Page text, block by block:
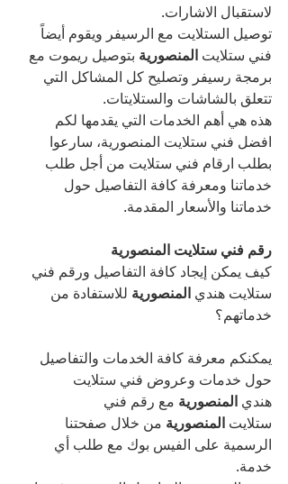
لاستقبال الاشارات.
توصيل الستلايت مع الرسيفر ويقوم أيضاً
فني ستلايت المنصورية بتوصيل ريموت مع
برمجة رسيفر وتصليح كل المشاكل التي
تتعلق بالشاشات والستلايتات.
هذه هي أهم الخدمات التي يقدمها لكم
افضل فني ستلايت المنصورية، سارعوا
بطلب ارقام فني ستلايت من أجل طلب
خدماتنا ومعرفة كافة التفاصيل حول
خدماتنا والأسعار المقدمة.
رقم فني ستلايت المنصورية
كيف يمكن إيجاد كافة التفاصيل ورقم فني
ستلايت هندي المنصورية للاستفادة من
خدماتهم؟
يمكنكم معرفة كافة الخدمات والتفاصيل
حول خدمات وعروض فني ستلايت
هندي المنصورية مع رقم فني
ستلايت المنصورية من خلال صفحتنا
الرسمية على الفيس بوك مع طلب أي
خدمة.